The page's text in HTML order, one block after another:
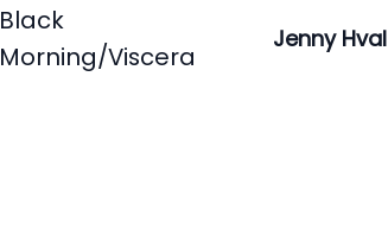
Black
Morning/Viscera
Jenny Hval